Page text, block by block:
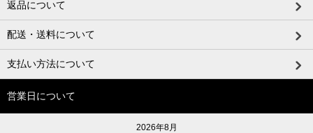
返品について
配送・送料について
支払い方法について
営業日について
2026年8月